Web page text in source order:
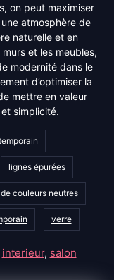
on peut maximiser
atmosphère de
naturelle et en
et les meubles,
modernité dans le
d’optimiser la
mettre en valeur
simplicité.
lignes épurées
couleurs neutres
verre
interieur, salon